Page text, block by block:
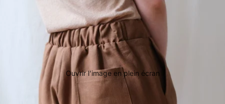
Ouvrir l’image en plein écran